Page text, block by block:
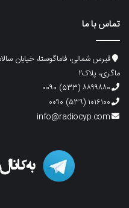
تماس با ما
ماگری، پلاک۲
۸۸۹۹۸۸۰ (۵۳۳) ۰۰۹۰
۱۰۱۶۱۰۰ (۵۳۹) ۰۰۹۰
info@radiocyp.com